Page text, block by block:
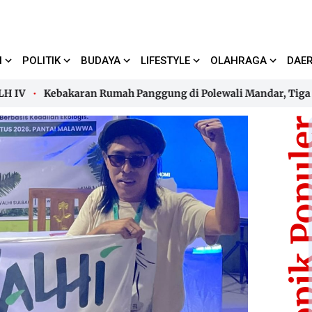
POLITIK BUDAYA LIFESTYLE OLAHRAGA
Kebakaran Rumah Panggung di Polewali Mandar, Tiga
Kebakaran Rumah Panggung di Polewali Mandar, Tiga